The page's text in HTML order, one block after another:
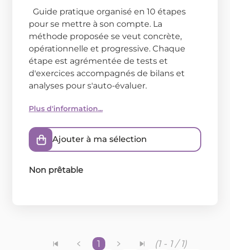
Guide pratique organisé en 10 étapes
pour se mettre à son compte. La
méthode proposée se veut concrète,
opérationnelle et progressive. Chaque
étape est agrémentée de tests et
d'exercices accompagnés de bilans et
analyses pour s'auto-évaluer.
Plus d'information...
Ajouter à ma sélection
Non prêtable
1
(1 - 1 / 1)